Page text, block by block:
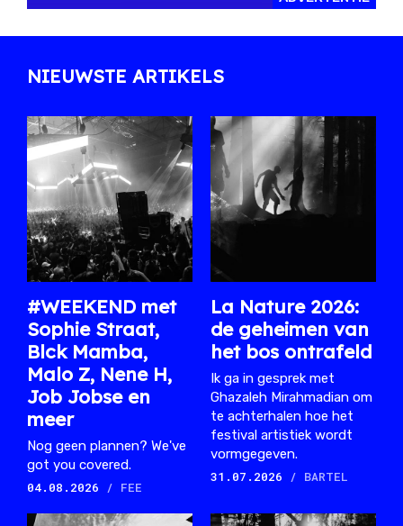
NIEUWSTE ARTIKELS
#WEEKEND met
Sophie Straat,
Blck Mamba,
Malo Z, Nene H,
Job Jobse en
meer
Nog geen plannen? We've
got you covered.
04.08.2026
/ FEE
La Nature 2026:
de geheimen van
het bos ontrafeld
Ik ga in gesprek met
Ghazaleh Mirahmadian om
te achterhalen hoe het
festival artistiek wordt
vormgegeven.
31.07.2026
/ BARTEL